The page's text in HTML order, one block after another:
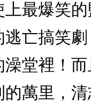
最爆笑
亡搞笑
堂裡！
萬里，清